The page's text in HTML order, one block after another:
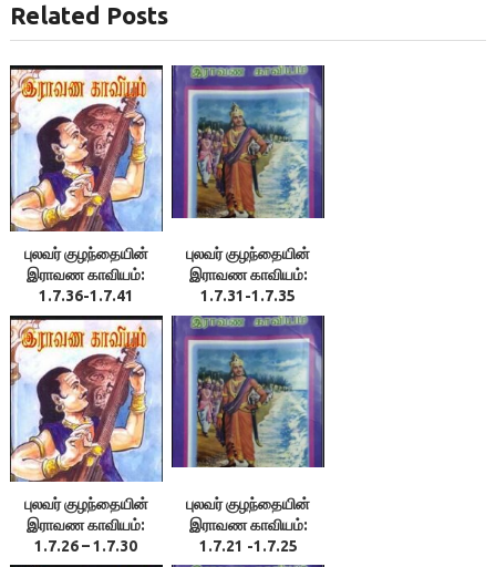
Related Posts
புலவர் குழந்தையின்
இராவண காவியம்:
1.7.36-1.7.41
புலவர் குழந்தையின்
இராவண காவியம்:
1.7.31-1.7.35
புலவர் குழந்தையின்
இராவண காவியம்:
1.7.26 – 1.7.30
புலவர் குழந்தையின்
இராவண காவியம்:
1.7.21 -1.7.25